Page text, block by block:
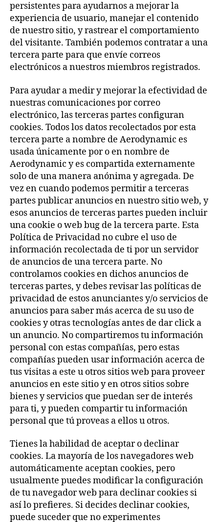
persistentes para ayudarnos a mejorar la
experiencia de usuario, manejar el contenido
de nuestro sitio, y rastrear el comportamiento
del visitante. También podemos contratar a una
tercera parte para que envíe correos
electrónicos a nuestros miembros registrados.
Para ayudar a medir y mejorar la efectividad de
nuestras comunicaciones por correo
electrónico, las terceras partes configuran
cookies. Todos los datos recolectados por esta
tercera parte a nombre de Aerodynamic es
usada únicamente por o en nombre de
Aerodynamic y es compartida externamente
solo de una manera anónima y agregada. De
vez en cuando podemos permitir a terceras
partes publicar anuncios en nuestro sitio web, y
esos anuncios de terceras partes pueden incluir
una cookie o web bug de la tercera parte. Esta
Política de Privacidad no cubre el uso de
información recolectada de ti por un servidor
de anuncios de una tercera parte. No
controlamos cookies en dichos anuncios de
terceras partes, y debes revisar las políticas de
privacidad de estos anunciantes y/o servicios de
anuncios para saber más acerca de su uso de
cookies y otras tecnologías antes de dar click a
un anuncio. No compartiremos tu información
personal con estas compañías, pero estas
compañías pueden usar información acerca de
tus visitas a este u otros sitios web para proveer
anuncios en este sitio y en otros sitios sobre
bienes y servicios que puedan ser de interés
para ti, y pueden compartir tu información
personal que tú proveas a ellos u otros.
Tienes la habilidad de aceptar o declinar
cookies. La mayoría de los navegadores web
automáticamente aceptan cookies, pero
usualmente puedes modificar la configuración
de tu navegador web para declinar cookies si
así lo prefieres. Si decides declinar cookies,
puede suceder que no experimentes